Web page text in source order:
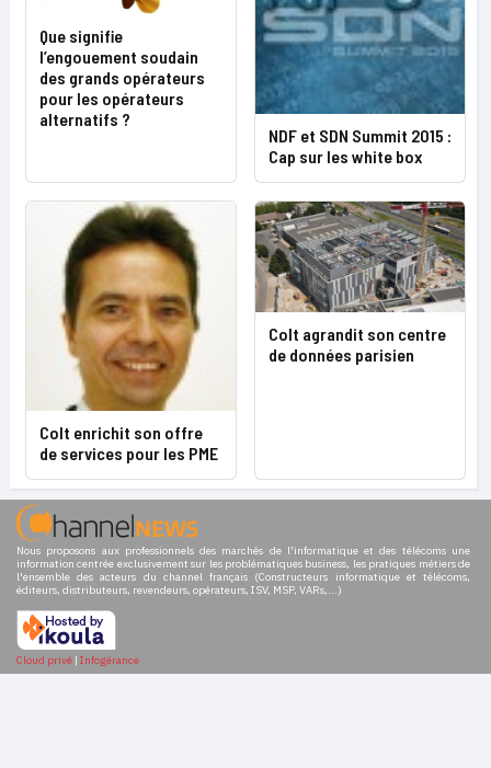
Que signifie
l’engouement soudain
des grands opérateurs
pour les opérateurs
alternatifs ?
NDF et SDN Summit 2015 :
Cap sur les white box
Colt enrichit son offre
de services pour les PME
Colt agrandit son centre
de données parisien
Nous proposons aux professionnels des marchés de l'informatique et des télécoms une
information centrée exclusivement sur les problématiques business, les pratiques métiers de
l'ensemble des acteurs du channel français (Constructeurs informatique et télécoms,
éditeurs, distributeurs, revendeurs, opérateurs, ISV, MSP, VARs,...)
Cloud privé | Infogérance